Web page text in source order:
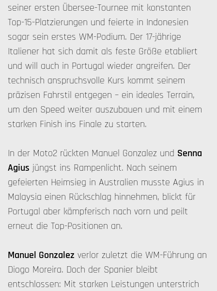
seiner ersten Übersee-Tournee mit konstanten
Top-15-Platzierungen und feierte in Indonesien
sogar sein erstes WM-Podium. Der 17-jährige
Italiener hat sich damit als feste Größe etabliert
und will auch in Portugal wieder angreifen. Der
technisch anspruchsvolle Kurs kommt seinem
präzisen Fahrstil entgegen – ein ideales Terrain,
um den Speed weiter auszubauen und mit einem
starken Finish ins Finale zu starten.
In der Moto2 rückten Manuel Gonzalez und Senna
Agius jüngst ins Rampenlicht. Nach seinem
gefeierten Heimsieg in Australien musste Agius in
Malaysia einen Rückschlag hinnehmen, blickt für
Portugal aber kämpferisch nach vorn und peilt
erneut die Top-Positionen an.
Manuel Gonzalez verlor zuletzt die WM-Führung an
Diogo Moreira. Doch der Spanier bleibt
entschlossen: Mit starken Leistungen unterstrich